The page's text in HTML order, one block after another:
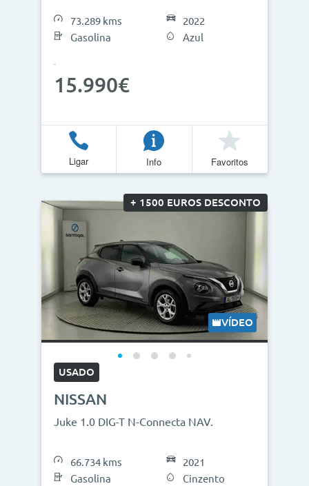
73.289 kms
Gasolina
2022
Azul
15.990€
Ligar Info Favoritos
+ 1500 EUROS DESCONTO
VÍDEO
USADO
NISSAN
Juke 1.0 DIG-T N-Connecta NAV.
66.734 kms
Gasolina
2021
Cinzento